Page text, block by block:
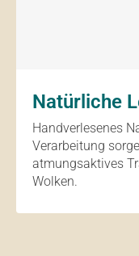
Natürliche
Handverlesenes
Verarbeitung
atmungsaktives
Wolken.